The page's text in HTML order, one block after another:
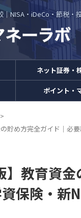
NISA・iDeCo・節税・
ネット証券・
ポイント・
>
の貯め方完全ガイド｜必
】教育資
保険・新